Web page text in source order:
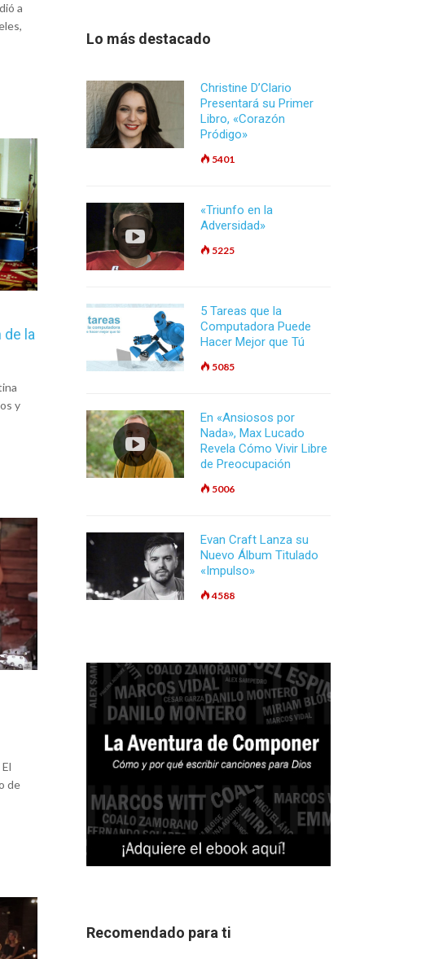
a
de la
y
de
Lo más destacado
Christine D’Clario
Presentará su Primer
Libro, «Corazón
Pródigo»
5401
«Triunfo en la
Adversidad»
5225
5 Tareas que la
Computadora Puede
Hacer Mejor que Tú
5085
En «Ansiosos por
Nada», Max Lucado
Revela Cómo Vivir Libre
de Preocupación
5006
Evan Craft Lanza su
Nuevo Álbum Titulado
«Impulso»
4588
Recomendado para ti